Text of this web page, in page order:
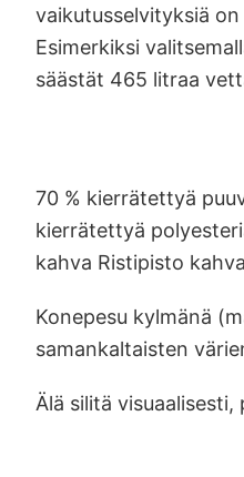
vaikutusselvityksiä
Esimerkiksi
säästät 465 litraa
70 % kierrätettyä
kierrätettyä
kahva Ristipisto
Konepesu kylmänä
samankaltaisten
Älä silitä visuaalisesti,